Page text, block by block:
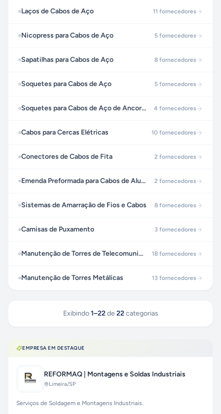
Laços de Cabos de Aço 11 fornecedores
Nicopress para Cabos de Aço 5 fornecedores
Sapatilhas para Cabos de Aço 8 fornecedores
Soquetes para Cabos de Aço 5 fornecedores
Soquetes para Cabos de Aço de Ancoragem 4 fornecedores
Cabos para Cercas Elétricas 10 fornecedores
Conectores de Cabos de Fita 2 fornecedores
Emenda Preformada para Cabos de Alumínio - CA 2 fornecedores
Sistemas de Amarração de Fios e Cabos 8 fornecedores
Camisas de Puxamento 3 fornecedores
Manutenção de Torres de Telecomunicações 18 fornecedores
Manutenção de Torres Metálicas 13 fornecedores
Exibindo 1–22 de 22 categorias
EMPRESA EM DESTAQUE
REFORMAQ | Montagens e Soldas Industriais
Limeira/SP
Serviços de Soldagem e Montagens Industriais.